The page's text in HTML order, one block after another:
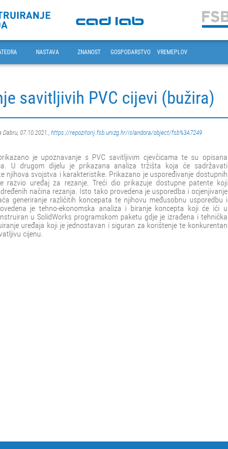
NASTAVA ZNANOST GOSPODARSTVO VREMEPLOV
savitljivih PVC cijevi (bužira)
07.10.2021., https://repozitorij.fsb.unizg.hr/islandora/object/fsb%3A7249
je upoznavanje s PVC savitljivim cjevčicama te su opisana
U drugom dijelu je prikazana analiza tržišta koja će sadržavati
njihova svojstva i karakteristike. Prikazano je uspoređivanje dostupnih
razvio uređaj za rezanje. Treći dio prikazuje dostupne patente koji
načina rezanja. Isto tako provedena je usporedba i ocjenjivanje
generiranje različitih koncepata te njihovu međusobnu usporedbu i
je tehno-ekonomska analiza i biranje koncepta koji će ići u
u SolidWorks programskom paketu gdje je izrađena i tehnička
uređaja koji je jednostavan i siguran za korištenje te konkurentan
cijenu.